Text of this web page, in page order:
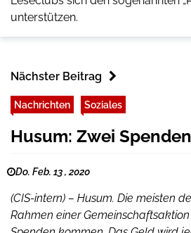
unterstützen.
Nächster Beitrag
Nachrichten Soziales
Husum: Zwei
Do. Feb. 13 , 2020
(CIS-intern) – Husum. Die meisten
Rahmen einer